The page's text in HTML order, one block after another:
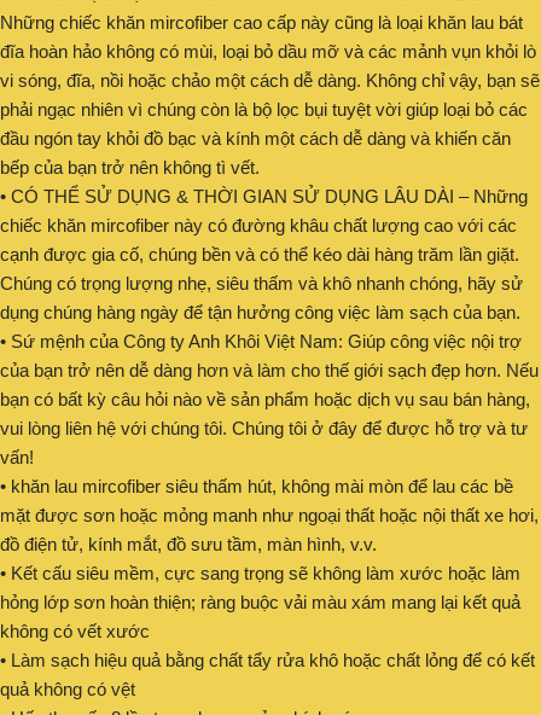
Những chiếc khăn mircofiber cao cấp này cũng là loại khăn lau bát
đĩa hoàn hảo không có mùi, loại bỏ dầu mỡ và các mảnh vụn khỏi lò
vi sóng, đĩa, nồi hoặc chảo một cách dễ dàng. Không chỉ vậy, bạn sẽ
phải ngạc nhiên vì chúng còn là bộ lọc bụi tuyệt vời giúp loại bỏ các
đầu ngón tay khỏi đồ bạc và kính một cách dễ dàng và khiến căn
bếp của bạn trở nên không tì vết.
• CÓ THỂ SỬ DỤNG & THỜI GIAN SỬ DỤNG LÂU DÀI – Những
chiếc khăn mircofiber này có đường khâu chất lượng cao với các
cạnh được gia cố, chúng bền và có thể kéo dài hàng trăm lần giặt.
Chúng có trọng lượng nhẹ, siêu thấm và khô nhanh chóng, hãy sử
dụng chúng hàng ngày để tận hưởng công việc làm sạch của bạn.
• Sứ mệnh của Công ty Anh Khôi Việt Nam: Giúp công việc nội trợ
của bạn trở nên dễ dàng hơn và làm cho thế giới sạch đẹp hơn. Nếu
bạn có bất kỳ câu hỏi nào về sản phẩm hoặc dịch vụ sau bán hàng,
vui lòng liên hệ với chúng tôi. Chúng tôi ở đây để được hỗ trợ và tư
vấn!
• khăn lau mircofiber siêu thấm hút, không mài mòn để lau các bề
mặt được sơn hoặc mỏng manh như ngoại thất hoặc nội thất xe hơi,
đồ điện tử, kính mắt, đồ sưu tầm, màn hình, v.v.
• Kết cấu siêu mềm, cực sang trọng sẽ không làm xước hoặc làm
hỏng lớp sơn hoàn thiện; ràng buộc vải màu xám mang lại kết quả
không có vết xước
• Làm sạch hiệu quả bằng chất tẩy rửa khô hoặc chất lỏng để có kết
quả không có vệt